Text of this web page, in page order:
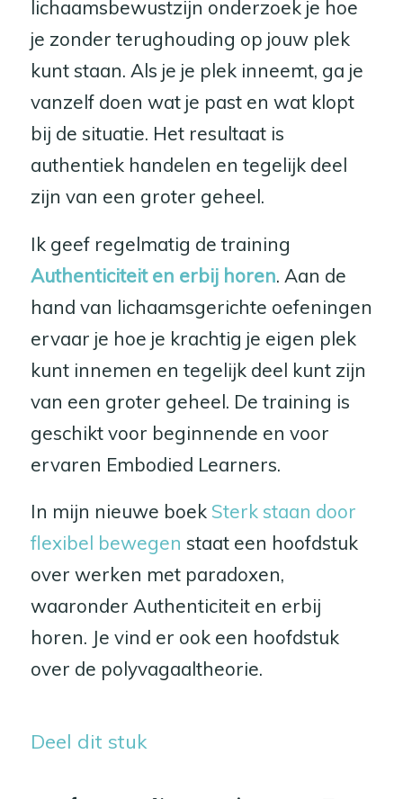
lichaamsbewustzijn onderzoek je hoe
je zonder terughouding op jouw plek
kunt staan. Als je je plek inneemt, ga je
vanzelf doen wat je past en wat klopt
bij de situatie. Het resultaat is
authentiek handelen en tegelijk deel
zijn van een groter geheel.
Ik geef regelmatig de training
Authenticiteit en erbij horen. Aan de
hand van lichaamsgerichte oefeningen
ervaar je hoe je krachtig je eigen plek
kunt innemen en tegelijk deel kunt zijn
van een groter geheel. De training is
geschikt voor beginnende en voor
ervaren Embodied Learners.
In mijn nieuwe boek Sterk staan door
flexibel bewegen staat een hoofdstuk
over werken met paradoxen,
waaronder Authenticiteit en erbij
horen. Je vind er ook een hoofdstuk
over de polyvagaaltheorie.
Deel dit stuk